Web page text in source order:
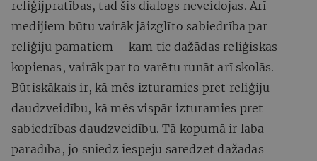
reliģijpratības, tad šis dialogs neveidojas. Arī
medijiem būtu vairāk jāizglīto sabiedrība par
reliģiju pamatiem – kam tic dažādas reliģiskas
kopienas, vairāk par to varētu runāt arī skolās.
Būtiskākais ir, kā mēs izturamies pret reliģiju
daudzveidību, kā mēs vispār izturamies pret
sabiedrības daudzveidību. Tā kopumā ir laba
parādība, jo sniedz iespēju saredzēt dažādas